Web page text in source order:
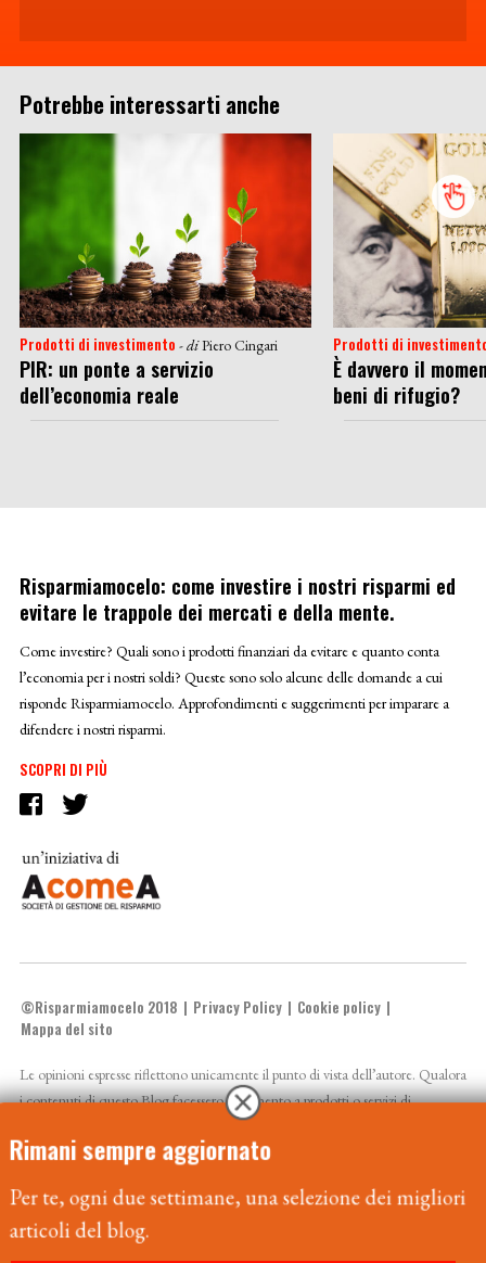
Potrebbe interessarti anche
Prodotti di investimento - diPiero Cingari
PIR: un ponte a servizio
dell’economia reale
Prodotti di
È davvero il
beni di rifugio?
Risparmiamocelo: come investire i nostri risparmi ed
evitare le trappole dei mercati e della mente.
Come investire? Quali sono i prodotti finanziari da evitare e quanto conta
l’economia per i nostri soldi? Queste sono solo alcune delle domande a cui
risponde Risparmiamocelo. Approfondimenti e suggerimenti per imparare a
difendere i nostri risparmi.
SCOPRI DI PIÙ
©Risparmiamocelo 2018 Privacy Policy
Cookie policy
Mappa del sito
Le opinioni espresse riflettono unicamente il punto di vista dell’autore. Qualora
i contenuti di questo Blog facessero riferimento a prodotti o servizi di
AcomeA sgr si invitano gli utenti prima dell’adesione a leggere attentamente il
prospetto e la documentazione precontrattuale resi disponibili sul sito
rialzo o al ribasso. Un investimento è soggetto al rischio di perdita. Rendimenti
passati non sono indicativi di quelli futuri.
Rimani sempre aggiornato
Per te, ogni due settimane, una selezione dei migliori
articoli del blog.